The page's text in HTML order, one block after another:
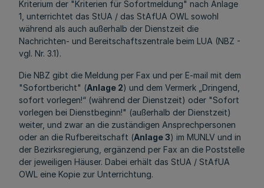
Kriterium der "Kriterien für Sofortmeldung" nach Anlage
1, unterrichtet das StUA / das StAfUA OWL sowohl
während als auch außerhalb der Dienstzeit die
Nachrichten- und Bereitschaftszentrale beim LUA (NBZ -
vgl. Nr. 3.1).
Die NBZ gibt die Meldung per Fax und per E-mail mit dem
"Sofortbericht" (Anlage 2) und dem Vermerk „Dringend,
sofort vorlegen!“ (während der Dienstzeit) oder "Sofort
vorlegen bei Dienstbeginn!" (außerhalb der Dienstzeit)
weiter, und zwar an die zuständigen Ansprechpersonen
oder an die Rufbereitschaft (Anlage 3) im MUNLV und in
der Bezirksregierung, ergänzend per Fax an die Poststelle
der jeweiligen Häuser. Dabei erhält das StUA / StAfUA
OWL eine Kopie zur Unterrichtung.